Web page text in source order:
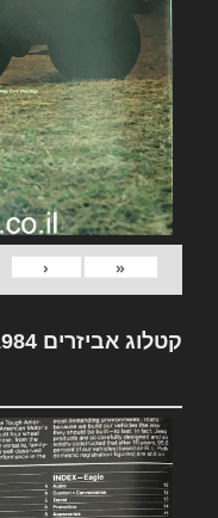
«
‹
קטלוג אביזרים Jeep 1984